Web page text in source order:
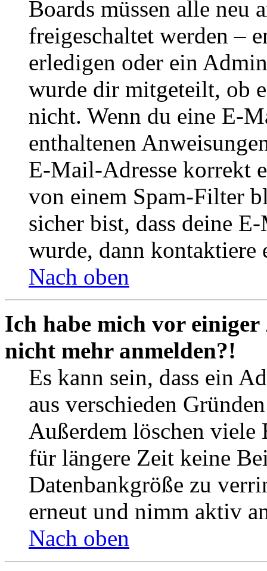
Boards müssen alle neu
freigeschaltet werden –
erledigen oder ein
wurde dir mitgeteilt, ob
nicht. Wenn du eine E-
enthaltenen
E-Mail-Adresse korrekt
von einem Spam-Filter
sicher bist, dass deine
wurde, dann kontaktiere
Nach oben
Ich habe mich vor
nicht mehr anmelden?!
Es kann sein, dass ein
aus verschieden
Außerdem löschen viele
für längere Zeit keine
Datenbankgröße zu
erneut und nimm aktiv
Nach oben